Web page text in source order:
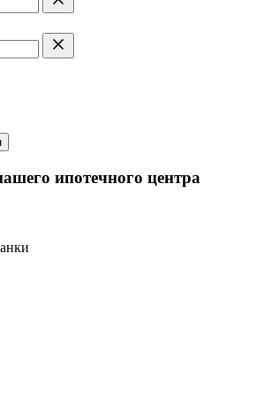
ипотечного центра